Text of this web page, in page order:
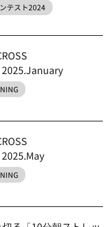
テスト2024